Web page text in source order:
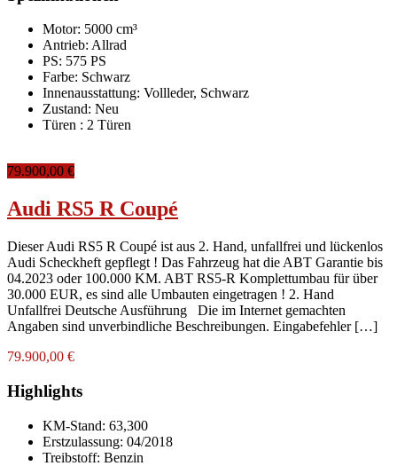
Motor: 5000 cm³
Antrieb: Allrad
PS: 575 PS
Farbe: Schwarz
Innenausstattung: Vollleder, Schwarz
Zustand: Neu
Türen : 2 Türen
79.900,00 €
Audi RS5 R Coupé
Dieser Audi RS5 R Coupé ist aus 2. Hand, unfallfrei und lückenlos
Audi Scheckheft gepflegt ! Das Fahrzeug hat die ABT Garantie bis
04.2023 oder 100.000 KM. ABT RS5-R Komplettumbau für über
30.000 EUR, es sind alle Umbauten eingetragen ! 2. Hand
Unfallfrei Deutsche Ausführung Die im Internet gemachten
Angaben sind unverbindliche Beschreibungen. Eingabefehler […]
79.900,00 €
Highlights
KM-Stand: 63,300
Erstzulassung: 04/2018
Treibstoff: Benzin